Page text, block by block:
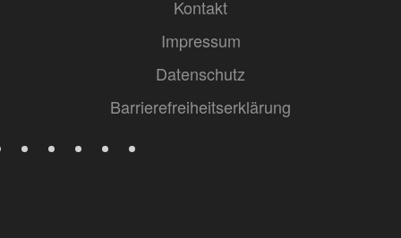
Kontakt
Impressum
Datenschutz
Barrierefreiheitserklärung